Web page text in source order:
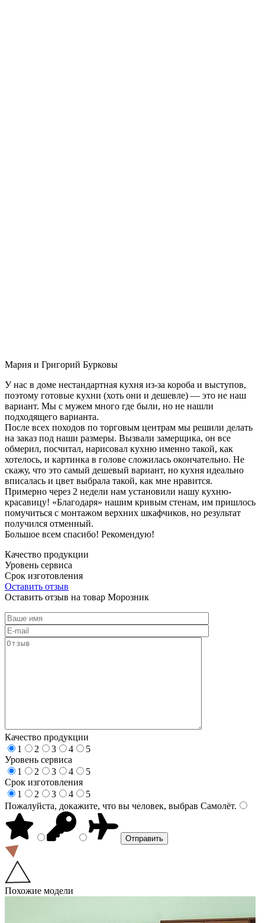
Мария и Григорий Бурковы
У нас в доме нестандартная кухня из-за короба и выступов,
поэтому готовые кухни (хоть они и дешевле) — это не наш
вариант. Мы с мужем много где были, но не нашли
подходящего варианта.
После всех походов по торговым центрам мы решили делать
на заказ под наши размеры. Вызвали замерщика, он все
обмерил, посчитал, нарисовал кухню именно такой, как
хотелось, и картинка в голове сложилась окончательно. Не
скажу, что это самый дешевый вариант, но кухня идеально
вписалась и цвет выбрала такой, как мне нравится.
Примерно через 2 недели нам установили нашу кухню-
красавицу! «Благодаря» нашим кривым стенам, им пришлось
помучиться с монтажом верхних шкафчиков, но результат
получился отменный.
Большое всем спасибо! Рекомендую!
Качество продукции
Уровень сервиса
Срок изготовления
Оставить отзыв
Оставить отзыв на товар Морозник
Качество продукции
1
2 3 4
5
Уровень сервиса
1
2 3 4
5
Срок изготовления
1
2 3 4
5
Пожалуйста, докажите, что вы человек, выбрав Самолёт.
Похожие модели